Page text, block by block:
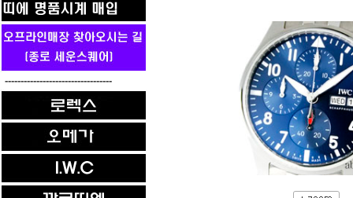
----------------------------------